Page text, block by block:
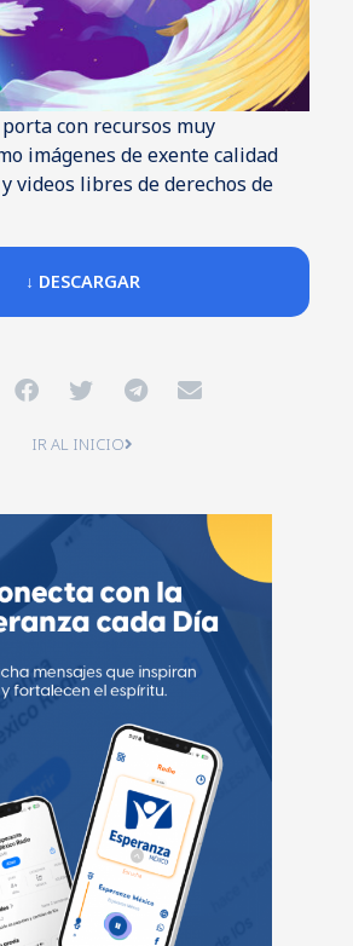
con recursos muy
imágenes de exente calidad
videos libres de derechos de
↓ DESCARGAR
IR AL INICIO